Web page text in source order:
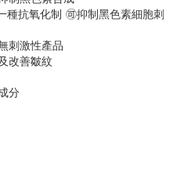
抗氧化制 🉑抑制黑色素細胞刺
刺激性產品
改善皺紋
分